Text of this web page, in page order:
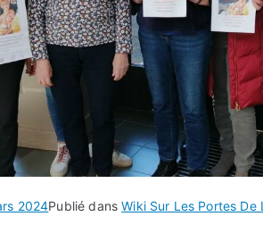
2024Publié dansWiki Sur Les Portes De